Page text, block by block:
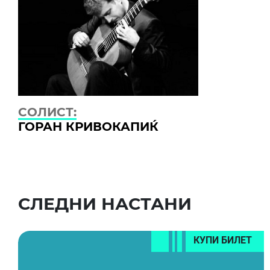
СОЛИСТ:
ГОРАН КРИВОКАПИЌ
СЛЕДНИ НАСТАНИ
КУПИ БИЛЕТ